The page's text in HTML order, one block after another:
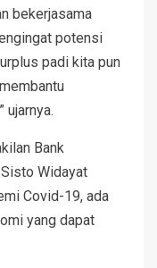
bekerjasama
potensi
padi kita pun
ujarnya.
Bank
Widayat
Covid-19, ada
yang dapat